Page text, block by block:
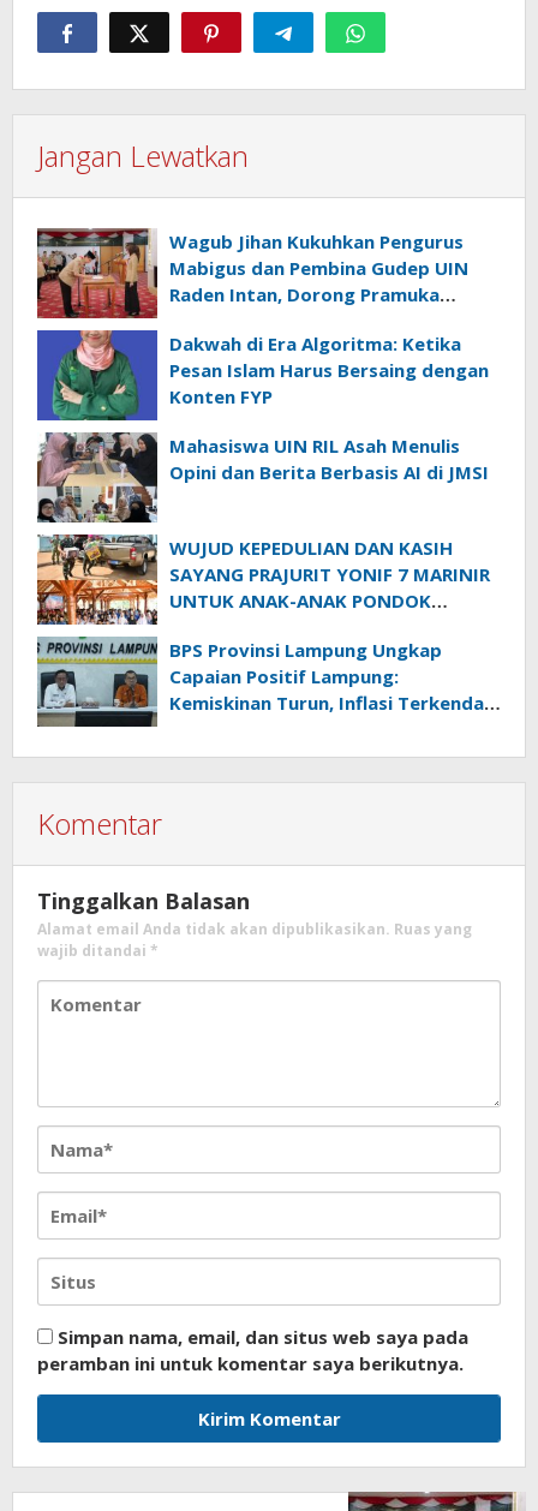
Jangan Lewatkan
Wagub Jihan Kukuhkan Pengurus
Mabigus dan Pembina Gudep UIN
Raden Intan, Dorong Pramuka
Dakwah di Era Algoritma: Ketika
Pesan Islam Harus Bersaing dengan
Konten FYP
Mahasiswa UIN RIL Asah Menulis
Opini dan Berita Berbasis AI di JMSI
WUJUD KEPEDULIAN DAN KASIH
SAYANG PRAJURIT YONIF 7 MARINIR
UNTUK ANAK-ANAK PONDOK
BPS Provinsi Lampung Ungkap
Capaian Positif Lampung:
Kemiskinan Turun, Inflasi Terkendali,
Komentar
Tinggalkan Balasan
Alamat email Anda tidak akan dipublikasikan. Ruas yang
wajib ditandai *
Simpan nama, email, dan situs web saya pada
peramban ini untuk komentar saya berikutnya.